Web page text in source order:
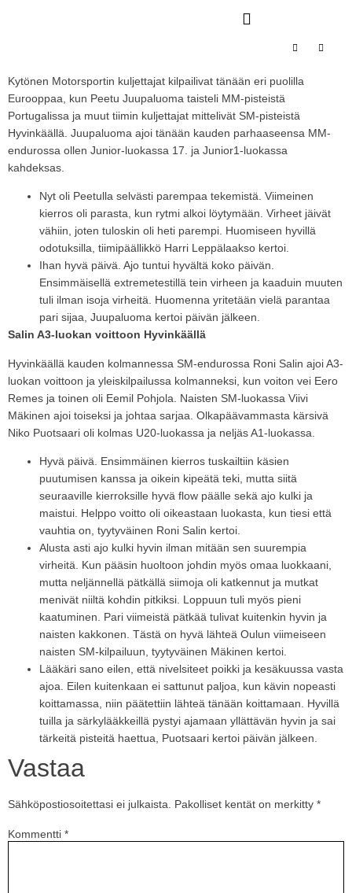
Kytönen Motorsportin kuljettajat kilpailivat tänään eri puolilla
Eurooppaa, kun Peetu Juupaluoma taisteli MM-pisteistä
Portugalissa ja muut tiimin kuljettajat mittelivät SM-pisteistä
Hyvinkäällä. Juupaluoma ajoi tänään kauden parhaaseensa MM-
endurossa ollen Junior-luokassa 17. ja Junior1-luokassa
kahdeksas.
Nyt oli Peetulla selvästi parempaa tekemistä. Viimeinen
kierros oli parasta, kun rytmi alkoi löytymään. Virheet jäivät
vähiin, joten tuloskin oli heti parempi. Huomiseen hyvillä
odotuksilla, tiimipäällikkö Harri Leppälaakso kertoi.
Ihan hyvä päivä. Ajo tuntui hyvältä koko päivän.
Ensimmäisellä extremetestillä tein virheen ja kaaduin muuten
tuli ilman isoja virheitä. Huomenna yritetään vielä parantaa
pari sijaa, Juupaluoma kertoi päivän jälkeen.
Salin A3-luokan voittoon Hyvinkäällä
Hyvinkäällä kauden kolmannessa SM-endurossa Roni Salin ajoi A3-
luokan voittoon ja yleiskilpailussa kolmanneksi, kun voiton vei Eero
Remes ja toinen oli Eemil Pohjola. Naisten SM-luokassa Viivi
Mäkinen ajoi toiseksi ja johtaa sarjaa. Olkapäävammasta kärsivä
Niko Puotsaari oli kolmas U20-luokassa ja neljäs A1-luokassa.
Hyvä päivä. Ensimmäinen kierros tuskailtiin käsien
puutumisen kanssa ja oikein kipeätä teki, mutta siitä
seuraaville kierroksille hyvä flow päälle sekä ajo kulki ja
maistui. Helppo voitto oli oikeastaan luokasta, kun tiesi että
vauhtia on, tyytyväinen Roni Salin kertoi.
Alusta asti ajo kulki hyvin ilman mitään sen suurempia
virheitä. Kun pääsin huoltoon johdin myös omaa luokkaani,
mutta neljännellä pätkällä siimoja oli katkennut ja mutkat
menivät niiltä kohdin pitkiksi. Loppuun tuli myös pieni
kaatuminen. Pari viimeistä pätkää tulivat kuitenkin hyvin ja
naisten kakkonen. Tästä on hyvä lähteä Oulun viimeiseen
naisten SM-kilpailuun, tyytyväinen Mäkinen kertoi.
Lääkäri sano eilen, että nivelsiteet poikki ja kesäkuussa vasta
ajoa. Eilen kuitenkaan ei sattunut paljoa, kun kävin nopeasti
koittamassa, niin päätettiin lähteä tänään koittamaan. Hyvillä
tuilla ja särkylääkkeillä pystyi ajamaan yllättävän hyvin ja sai
tärkeitä pisteitä haettua, Puotsaari kertoi päivän jälkeen.
Vastaa
Sähköpostiosoitettasi ei julkaista. Pakolliset kentät on merkitty *
Kommentti *